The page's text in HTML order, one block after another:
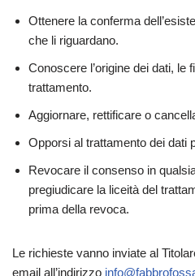
Ottenere la conferma
che li riguardano.
Conoscere l’origine dei dati, le
trattamento.
Aggiornare, rettificare o
Opporsi al trattamento dei dati
Revocare il consenso in
pregiudicare la liceità del
prima della revoca.
Le richieste vanno inviate al
email all’indirizzo